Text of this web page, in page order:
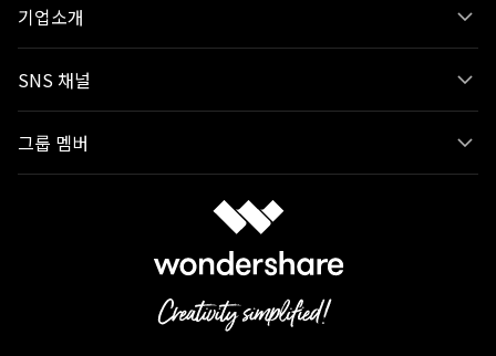
기업소개
SNS 채널
그룹 멤버